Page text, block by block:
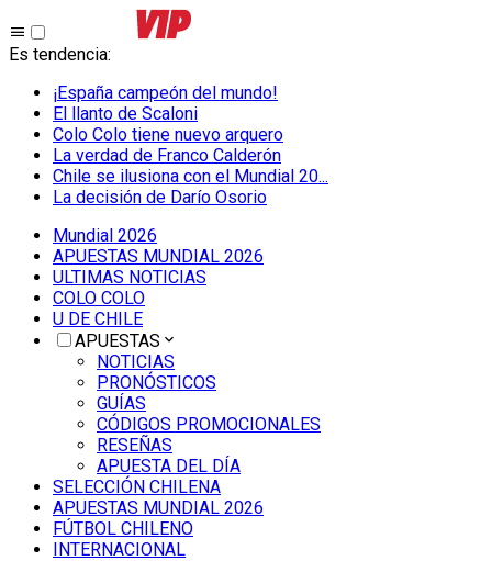
Es tendencia:
¡España campeón del mundo!
El llanto de Scaloni
Colo Colo tiene nuevo arquero
La verdad de Franco Calderón
Chile se ilusiona con el Mundial 20...
La decisión de Darío Osorio
Mundial 2026
APUESTAS MUNDIAL 2026
ULTIMAS NOTICIAS
COLO COLO
U DE CHILE
APUESTAS
NOTICIAS
PRONÓSTICOS
GUÍAS
CÓDIGOS PROMOCIONALES
RESEÑAS
APUESTA DEL DÍA
SELECCIÓN CHILENA
APUESTAS MUNDIAL 2026
FÚTBOL CHILENO
INTERNACIONAL